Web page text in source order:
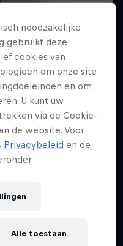
noodzakelijke
gebruikt deze
cookies van
om onze site
en om
U kunt uw
via de Cookie-
de website. Voor
Privacybeleid en de
Alle toestaan